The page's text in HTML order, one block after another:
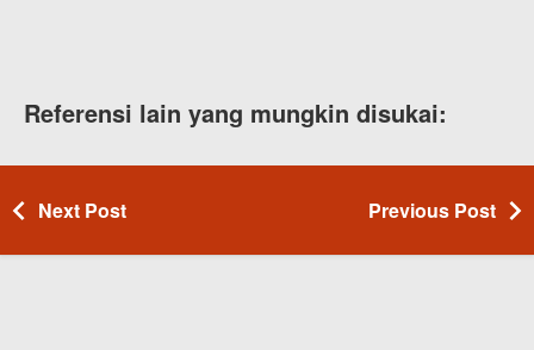
Referensi lain yang mungkin disukai:
Next Post Previous Post